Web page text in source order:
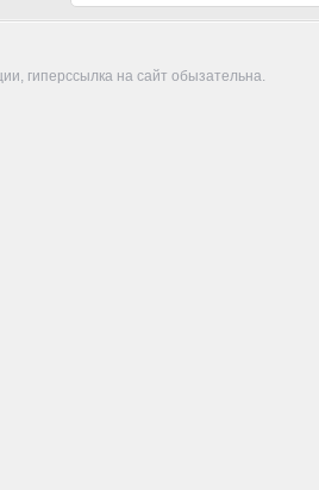
гиперссылка на сайт обызательна.